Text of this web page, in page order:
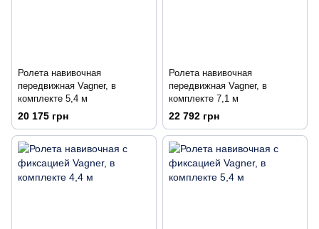
Ролета навивочная
передвижная Vagner, в
комплекте 5,4 м
20 175 грн
Ролета навивочная
передвижная Vagner, в
комплекте 7,1 м
22 792 грн